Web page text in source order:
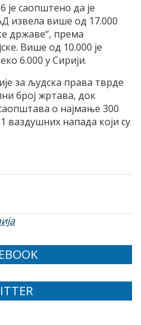
је саопштено да је
извела више од 17.000
државе“, према
Више од 10.000 је
6.000 у Сирији.
за људска права тврде
број жртава, док
о најмање 300
ваздушних напада који су